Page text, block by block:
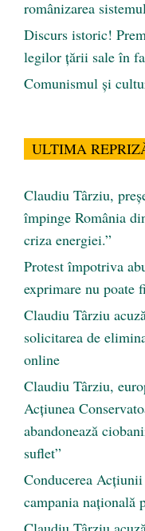
românizarea
Discurs istoric!
legilor țării sale în
Comunismul şi
ULTIMA
Claudiu Târziu,
împinge România
criza energiei.”
Protest împotriva
exprimare nu poate
Claudiu Târziu
solicitarea de
online
Claudiu Târziu,
Acțiunea
abandonează
suflet”
Conducerea
campania națională